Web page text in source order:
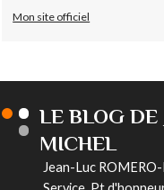
Mon site officiel
LE BLOG DE
MICHEL
Jean-Luc